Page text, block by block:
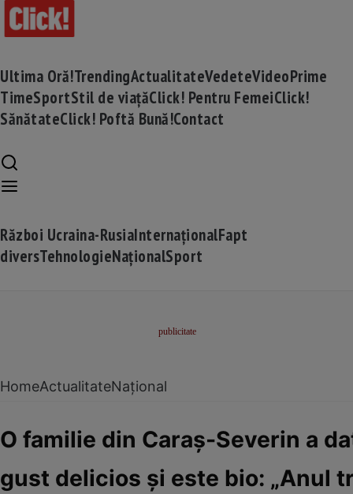
Ultima Oră!TrendingActualitateVedeteVideoPrime
TimeSportStil de viațăClick! Pentru FemeiClick!
SănătateClick! Poftă Bună!Contact
Război Ucraina-RusiaInternaționalFapt
diversTehnologieNaționalSport
HomeActualitateNațional
O familie din Caraș-Severin a
gust delicios și este bio: „Anul